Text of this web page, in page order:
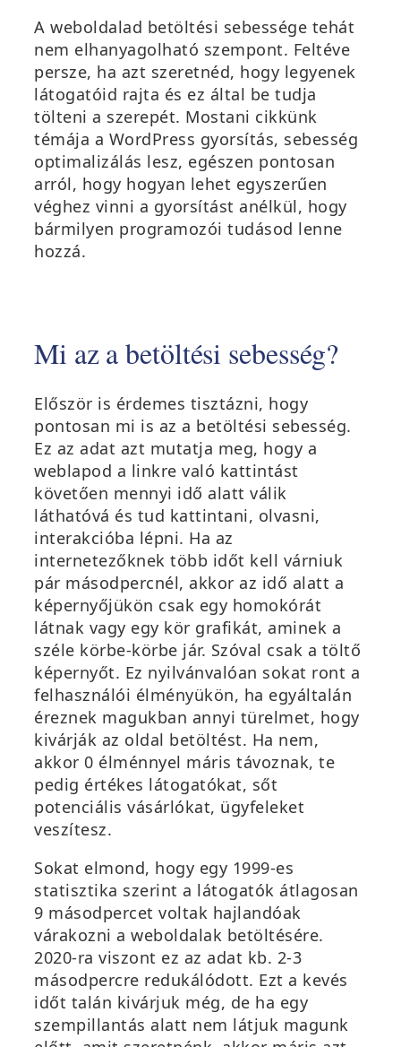
A weboldalad betöltési sebessége tehát
nem elhanyagolható szempont. Feltéve
persze, ha azt szeretnéd, hogy legyenek
látogatóid rajta és ez által be tudja
tölteni a szerepét. Mostani cikkünk
témája a WordPress gyorsítás, sebesség
optimalizálás lesz, egészen pontosan
arról, hogy hogyan lehet egyszerűen
véghez vinni a gyorsítást anélkül, hogy
bármilyen programozói tudásod lenne
hozzá.
Mi az a betöltési sebesség?
Először is érdemes tisztázni, hogy
pontosan mi is az a betöltési sebesség.
Ez az adat azt mutatja meg, hogy a
weblapod a linkre való kattintást
követően mennyi idő alatt válik
láthatóvá és tud kattintani, olvasni,
interakcióba lépni. Ha az
internetezőknek több időt kell várniuk
pár másodpercnél, akkor az idő alatt a
képernyőjükön csak egy homokórát
látnak vagy egy kör grafikát, aminek a
széle körbe-körbe jár. Szóval csak a töltő
képernyőt. Ez nyilvánvalóan sokat ront a
felhasználói élményükön, ha egyáltalán
éreznek magukban annyi türelmet, hogy
kivárják az oldal betöltést. Ha nem,
akkor 0 élménnyel máris távoznak, te
pedig értékes látogatókat, sőt
potenciális vásárlókat, ügyfeleket
veszítesz.
Sokat elmond, hogy egy 1999-es
statisztika szerint a látogatók átlagosan
9 másodpercet voltak hajlandóak
várakozni a weboldalak betöltésére.
2020-ra viszont ez az adat kb. 2-3
másodpercre redukálódott. Ezt a kevés
időt talán kivárjuk még, de ha egy
szempillantás alatt nem látjuk magunk